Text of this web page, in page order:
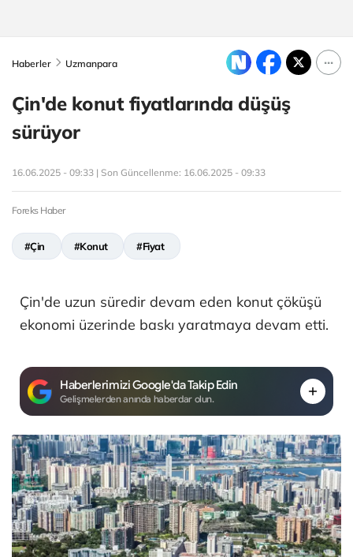
Haberler Uzmanpara
Çin'de konut fiyatlarında düşüş
sürüyor
16.06.2025 - 09:33 | Son Güncellenme: 16.06.2025 - 09:33
Foreks Haber
#Çin #Konut #Fiyat
Çin'de uzun süredir devam eden konut çöküşü
ekonomi üzerinde baskı yaratmaya devam etti.
Haberlerimizi Google'da Takip Edin
Gelişmelerden anında haberdar olun.